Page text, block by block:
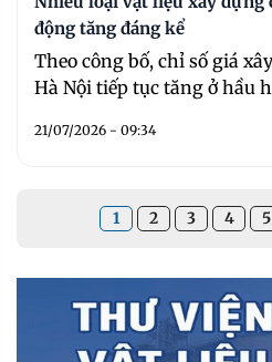
động tăng đáng kể
Theo công bố, chỉ số giá
Hà Nội tiếp tục tăng ở hầu
21/07/2026 - 09:34
1 2 3 4 5